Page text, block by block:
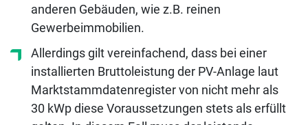
anderen Gebäuden, wie z.B. reinen
Gewerbeimmobilien.
Allerdings gilt vereinfachend, dass bei einer
installierten Bruttoleistung der PV-Anlage laut
Marktstammdatenregister von nicht mehr als
30 kWp diese Voraussetzungen stets als erfüllt